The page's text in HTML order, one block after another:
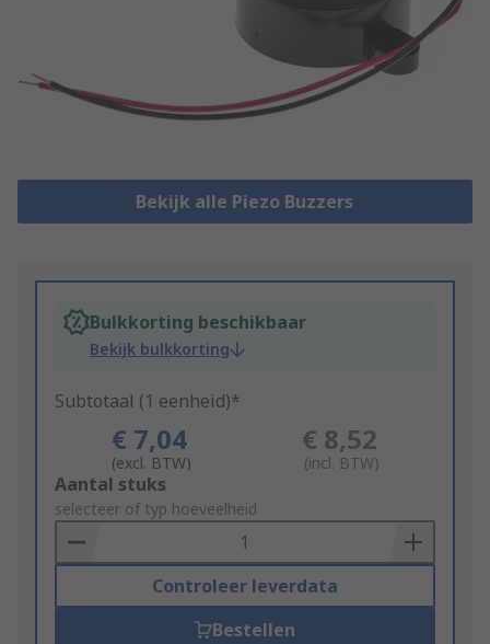
Bekijk alle Piezo Buzzers
Bulkkorting beschikbaar
Bekijk bulkkorting
Subtotaal (1 eenheid)*
€ 7,04
(excl. BTW)
€ 8,52
(incl. BTW)
Add
to
Basket
Aantal stuks
selecteer of typ hoeveelheid
Controleer leverdata
Bestellen